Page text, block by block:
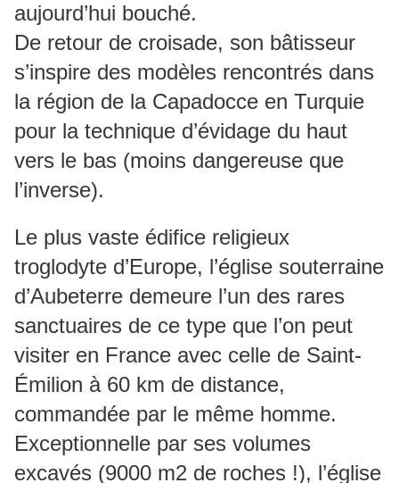
aujourd’hui bouché.
De retour de croisade, son bâtisseur
s’inspire des modèles rencontrés dans
la région de la Capadocce en Turquie
pour la technique d’évidage du haut
vers le bas (moins dangereuse que
l’inverse).
Le plus vaste édifice religieux
troglodyte d’Europe, l’église souterraine
d’Aubeterre demeure l’un des rares
sanctuaires de ce type que l’on peut
visiter en France avec celle de Saint-
Émilion à 60 km de distance,
commandée par le même homme.
Exceptionnelle par ses volumes
excavés (9000 m2 de roches !), l’église